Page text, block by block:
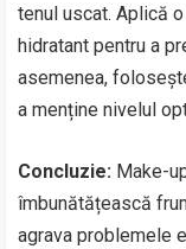
tenul uscat. Aplică
hidratant pentru a
asemenea,
a menține nivelul
Concluzie: Make-
îmbunătățească
agrava problemele